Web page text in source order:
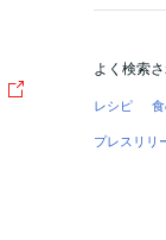
よく検索
レシピ
プレスリリ